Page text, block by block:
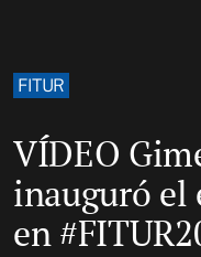
FITUR
VÍDEO
inauguró el
en